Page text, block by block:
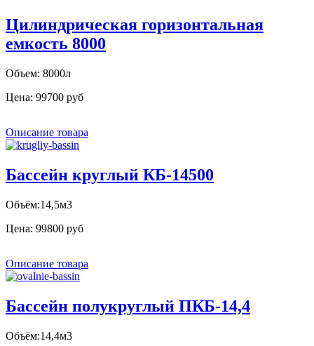
Цилиндрическая горизонтальная
емкость 8000
Объем: 8000л
Цена: 99700 руб
Описание товара
Бассейн круглый КБ-14500
Объём:14,5м3
Цена: 99800 руб
Описание товара
Бассейн полукруглый ПКБ-14,4
Объём:14,4м3